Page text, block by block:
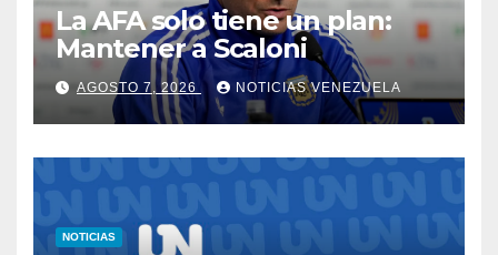
La AFA solo tiene un plan:
Mantener a Scaloni
AGOSTO 7, 2026 NOTICIAS VENEZUELA
NOTICIAS